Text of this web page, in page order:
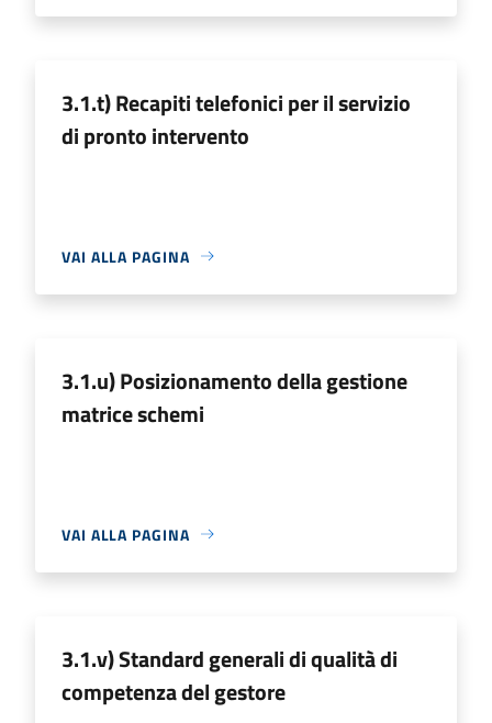
3.1.t) Recapiti telefonici per il servizio
di pronto intervento
VAI ALLA PAGINA
3.1.u) Posizionamento della gestione
matrice schemi
VAI ALLA PAGINA
3.1.v) Standard generali di qualità di
competenza del gestore